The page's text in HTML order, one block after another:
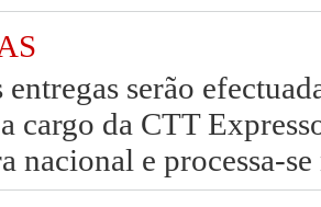
entregas serão
cargo da CTT
nacional e processa-